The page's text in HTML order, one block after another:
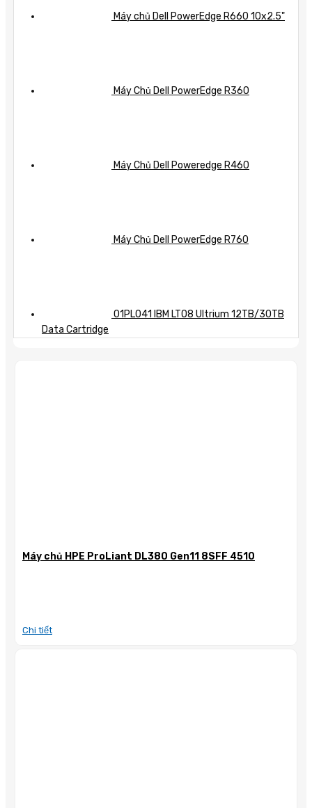
Máy chủ Dell PowerEdge R660 10x2.5"
Máy Chủ Dell PowerEdge R360
Máy Chủ Dell Poweredge R460
Máy Chủ Dell PowerEdge R760
01PL041 IBM LTO8 Ultrium 12TB/30TB
Data Cartridge
Máy chủ HPE ProLiant DL380 Gen11 8SFF 4510
Chi tiết